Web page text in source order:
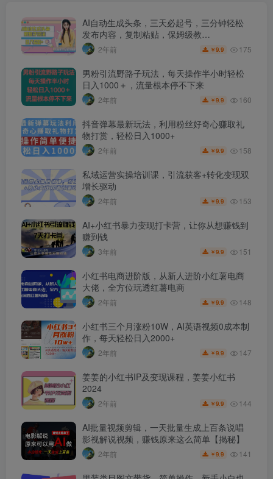
AI自动生成头条，三天必起号，三分钟轻松
发布内容，复制粘贴，保姆级教…
2年前 ￥9.9 175
男粉引流野路子玩法，每天操作半小时轻松
日入1000＋，流量根本停不下来
2年前 ￥9.9 160
抖音弹幕最新玩法，利用粉丝好奇心赚取礼
物打赏，轻松日入1000+
2年前 ￥9.9 158
私域运营实操培训课，引流获客+转化变现双
增长驱动
2年前 ￥9.9 153
AI+小红书暴力变现打卡营，让你从想赚钱到
赚到钱
3年前 ￥9.9 151
小红书电商进阶版，从新人进阶小红薯电商
大佬，全方位玩透红薯电商
2年前 ￥9.9 148
小红书三个月涨粉10W，AI英语视频0成本制
作，每天轻松日入2000+
2年前 ￥9.9 147
姜姜的小红书IP及变现课程，姜姜小红书
2024
2年前 ￥9.9 144
AI批量视频剪辑，一天批量生成上百条说唱
影视解说视频，赚钱原来这么简单【揭秘】
2年前 ￥9.9 141